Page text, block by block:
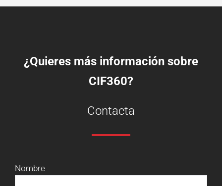
¿Quieres más información sobre
CIF360?
Contacta
Nombre